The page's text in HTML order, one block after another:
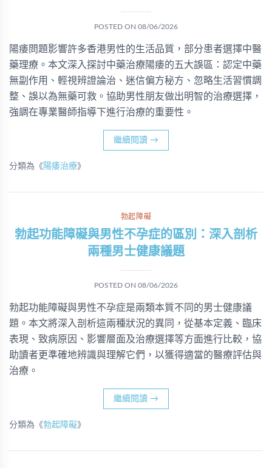
POSTED ON 08/06/2026
陽痿問題影響許多香港男性的生活品質，部分患者選擇中醫
藥理療。本文深入探討中藥治療陽痿的五大誤區：認定中藥
無副作用、輕視辨證論治、迷信偏方秘方、忽略生活習慣調
整、誤以為無藥可救。協助男性朋友做出明智的治療選擇，
強調在專業醫師指導下進行治療的重要性。
繼續閱讀 →
分類為《 陽痿治療》
勃起障礙
勃起功能障礙與男性不孕症的區別：深入剖析
兩種男士健康議題
POSTED ON 08/06/2026
勃起功能障礙與男性不孕症是兩類本質不同的男士健康議
題。本文將深入剖析這兩種狀況的異同，從基本定義、臨床
表現、致病原因、影響層面及治療選擇等方面進行比較，協
助讀者更準確地辨識與理解它們，以獲得適當的醫療評估與
治療。
繼續閱讀 →
分類為《勃起障礙》